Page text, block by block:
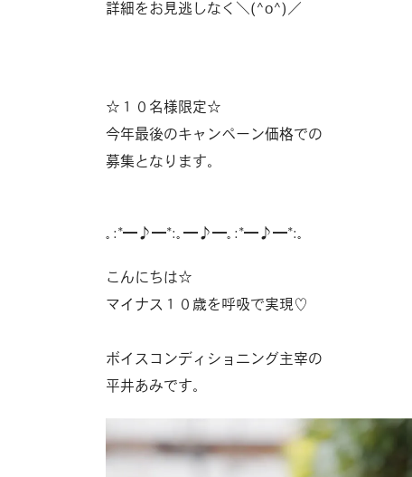
詳細をお見逃しなく＼(^o^)／
☆１０名様限定☆
今年最後のキャンペーン価格での
募集となります。
｡:*━♪━*:｡━♪━｡:*━♪━*:｡
こんにちは☆
マイナス１０歳を呼吸で実現♡
ボイスコンディショニング主宰の
平井あみです。